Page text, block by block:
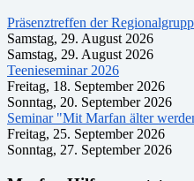
Präsenztreffen der
Samstag, 29. August 2026
Samstag, 29. August 2026
Teenieseminar 2026
Freitag, 18. September 2026
Sonntag, 20. September 2026
Seminar "Mit Marfan älter
Freitag, 25. September 2026
Sonntag, 27. September 2026